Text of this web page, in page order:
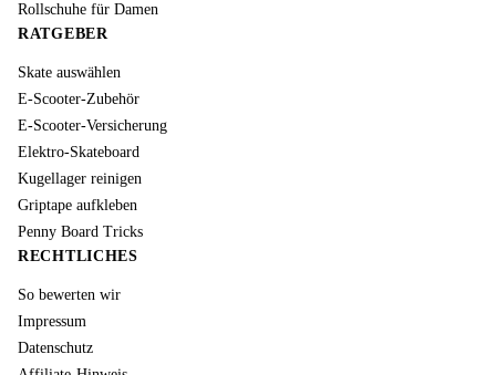
Rollschuhe für Damen
RATGEBER
Skate auswählen
E-Scooter-Zubehör
E-Scooter-Versicherung
Elektro-Skateboard
Kugellager reinigen
Griptape aufkleben
Penny Board Tricks
RECHTLICHES
So bewerten wir
Impressum
Datenschutz